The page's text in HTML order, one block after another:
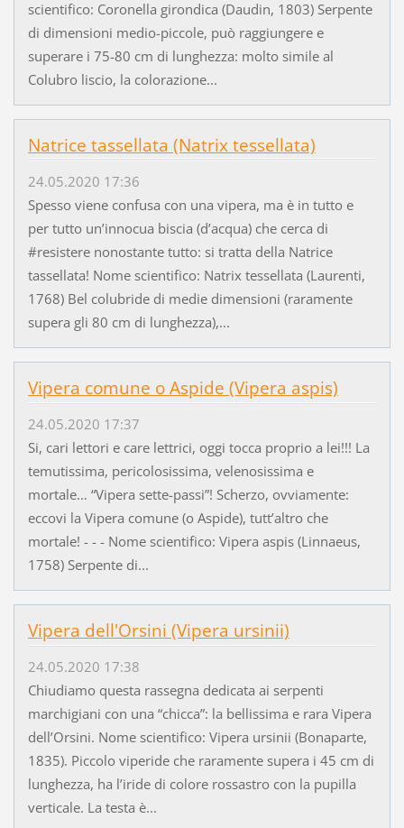
scientifico: Coronella girondica (Daudin, 1803) Serpente
di dimensioni medio-piccole, può raggiungere e
superare i 75-80 cm di lunghezza: molto simile al
Colubro liscio, la colorazione...
Natrice tassellata (Natrix tessellata)
24.05.2020 17:36
Spesso viene confusa con una vipera, ma è in tutto e
per tutto un’innocua biscia (d’acqua) che cerca di
#resistere nonostante tutto: si tratta della Natrice
tassellata! Nome scientifico: Natrix tessellata (Laurenti,
1768) Bel colubride di medie dimensioni (raramente
supera gli 80 cm di lunghezza),...
Vipera comune o Aspide (Vipera aspis)
24.05.2020 17:37
Si, cari lettori e care lettrici, oggi tocca proprio a lei!!! La
temutissima, pericolosissima, velenosissima e
mortale… “Vipera sette-passi”! Scherzo, ovviamente:
eccovi la Vipera comune (o Aspide), tutt’altro che
mortale! - - - Nome scientifico: Vipera aspis (Linnaeus,
1758) Serpente di...
Vipera dell'Orsini (Vipera ursinii)
24.05.2020 17:38
Chiudiamo questa rassegna dedicata ai serpenti
marchigiani con una “chicca”: la bellissima e rara Vipera
dell’Orsini. Nome scientifico: Vipera ursinii (Bonaparte,
1835). Piccolo viperide che raramente supera i 45 cm di
lunghezza, ha l’iride di colore rossastro con la pupilla
verticale. La testa è...